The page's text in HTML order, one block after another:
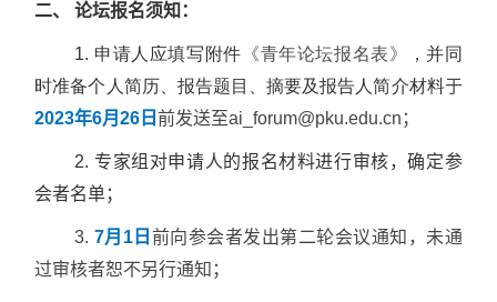
二、 论坛报名须知：
1. 申请人应填写附件 《青年论坛报名表》
，并同
时准备个人简历、报告题目、摘要及报告人简介材料于
2023年6月26日前发送至ai_forum@pku.edu.cn；
2. 专家组对申请人的报名材料进行审核，确定参
会者名单；
3. 7月1日 前向参会者发出第二轮会议通知，未通
过审核者恕不另行通知；